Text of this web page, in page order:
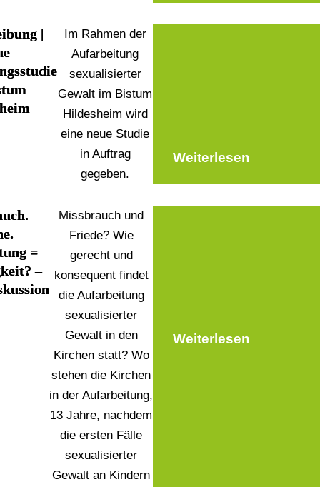
|
Im Rahmen der
Aufarbeitung
sexualisierter
Gewalt im Bistum
Hildesheim wird
eine neue Studie
in Auftrag
gegeben.
Weiterlesen
=
–
Missbrauch und
Friede? Wie
gerecht und
konsequent findet
die Aufarbeitung
sexualisierter
Gewalt in den
Kirchen statt? Wo
stehen die Kirchen
in der Aufarbeitung,
13 Jahre, nachdem
die ersten Fälle
sexualisierter
Gewalt an Kindern
Weiterlesen